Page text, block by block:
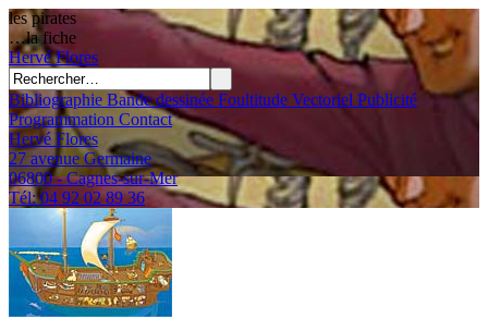
les pirates
…la fiche
HervéFlores
Bibliographie Bande dessinée Foultitude Vectoriel Publicité
Programmation Contact
Hervé Flores
27 avenue Germaine
06800 - Cagnes-sur-Mer
Tél: 04 92 02 89 36